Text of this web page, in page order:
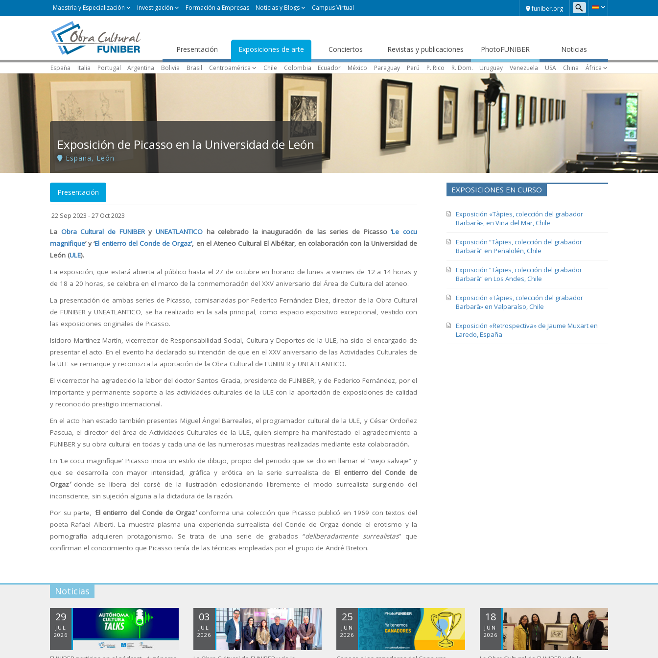
funiber.org
Maestría y Especialización Investigación Formación a Empresas Noticias y Blogs Campus Virtual
Presentación Exposiciones de arte Conciertos Revistas y publicaciones PhotoFUNIBER Noticias
España Italia Portugal Argentina Bolivia Brasil Centroamérica Chile Colombia Ecuador México Paraguay Perú P. Rico R. Dom. Uruguay Venezuela USA China África
Exposición de Picasso en la Universidad de León
España, León
Presentación
22 Sep 2023 - 27 Oct 2023
La Obra Cultural de FUNIBERy UNEATLANTICOha celebrado la inauguración de las series de Picasso ‘Le cocu
magnifique’ y ‘El entierro del Conde de Orgaz’, en el Ateneo Cultural El Albéitar, en colaboración con la Universidad de
León (ULE).
La exposición, que estará abierta al público hasta el 27 de octubre en horario de lunes a viernes de 12 a 14 horas y
de 18 a 20 horas, se celebra en el marco de la conmemoración del XXV aniversario del Área de Cultura del ateneo.
La presentación de ambas series de Picasso, comisariadas por Federico Fernández Diez, director de la Obra Cultural
de FUNIBER y UNEATLANTICO, se ha realizado en la sala principal, como espacio expositivo excepcional, vestido con
las exposiciones originales de Picasso.
Isidoro Martínez Martín, vicerrector de Responsabilidad Social, Cultura y Deportes de la ULE, ha sido el encargado de
presentar el acto. En el evento ha declarado su intención de que en el XXV aniversario de las Actividades Culturales de
la ULE se remarque y reconozca la aportación de la Obra Cultural de FUNIBER y UNEATLANTICO.
El vicerrector ha agradecido la labor del doctor Santos Gracia, presidente de FUNIBER, y de Federico Fernández, por el
importante y permanente soporte a las actividades culturales de la ULE con la aportación de exposiciones de calidad
y reconocido prestigio internacional.
En el acto han estado también presentes Miguel Ángel Barreales, el programador cultural de la ULE, y César Ordoñez
Pascua, el director del área de Actividades Culturales de la ULE, quien siempre ha manifestado el agradecimiento a
FUNIBER y su obra cultural en todas y cada una de las numerosas muestras realizadas mediante esta colaboración.
En ‘Le cocu magnifique’ Picasso inicia un estilo de dibujo, propio del periodo que se dio en llamar el “viejo salvaje” y
que se desarrolla con mayor intensidad, gráfica y erótica en la serie surrealista de
El entierro del Conde de
Orgaz’donde se libera del corsé de la ilustración eclosionando libremente el modo surrealista surgiendo del
inconsciente, sin sujeción alguna a la dictadura de la razón.
Por su parte, El entierro del Conde de Orgaz’conforma una colección que Picasso publicó en 1969 con textos del
poeta Rafael Alberti. La muestra plasma una experiencia surrealista del Conde de Orgaz donde el erotismo y la
pornografía adquieren protagonismo. Se trata de una serie de grabados “deliberadamente surrealistas” que
confirman el conocimiento que Picasso tenía de las técnicas empleadas por el grupo de André Breton.
EXPOSICIONES EN CURSO
Exposición «Tàpies, colección del grabador
Barbarà», en Viña del Mar, Chile
Exposición “Tàpies, colección del grabador
Barbarà” en Peñalolén, Chile
Exposición “Tàpies, colección del grabador
Barbarà” en Los Andes, Chile
Exposición «Tàpies, colección del grabador
Barbarà» en Valparaíso, Chile
Exposición «Retrospectiva» de Jaume Muxart en
Laredo, España
Noticias
29
JUL
2026
03
JUL
2026
25
JUN
2026
18
JUN
2026